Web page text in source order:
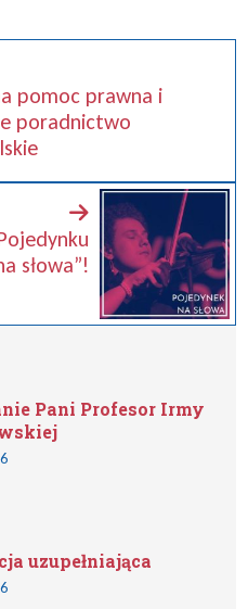
pomoc prawna i
poradnictwo
słowa”!
Pani Profesor Irmy
uzupełniająca